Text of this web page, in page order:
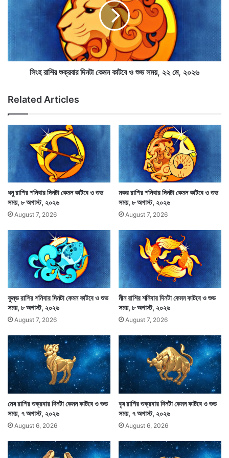
আমার জ্যোতিষশাস্ত্রের শিক্ষাগুরু শ্রীশুকদেব গোস্বামীর গ্রন্থের
হয়েছে নিজের পেশাগত জীবনের বেশ কিছু অভিজ্ঞতার কথা। লেখক
আজ দিনটা কেমন কাটবে : পূর্বের তুলনায় দিনটা আনন্দের মধ্যেই
অতিবাহিত হবে। সামান্য আয় বাড়ালেও ব্যয়চাপ ও মানসিক
দুশ্চিন্তা কমবে না। কোনও ব্যাপারে সাময়িকভাবে মানসিক
উদ্বিগ্নতা দেখা দেবে। কোনও শুভ প্রচেষ্টার পক্ষে দিনটা
অনুকূলে। কোনও সুসংবাদ পেতে পারেন। কথাবার্তায় সংযত না হলে
কারও সাথে অযথা মনোমালিন্যের সৃষ্টি। টুকটাক আঘাত প্রাপ্তি।
কারও অনুরোধ রক্ষার্থে আতিথ্য গ্রহণ। আত্মীয় কিংবা বন্ধুর গৃহে
বেড়াতে যাবেন। প্রেমিক প্রেমিকাদের মনের উপর চাপ থাকলেও
দিনটা আনন্দ বর্ধক।
ন
কা
ট
বে
শু
য়
,
২
৬
শি
র
শু
ক্র
বা
র
কে
ম
ন
বে
ভ
স
ম
,
মে
,
০
২
৬
সিংহ রাশির শুক্রবার দিনটা কেমন কাটবে ও শুভ সময়, ২২ মে, ২০২৬
Related Articles
ধনু রাশির শনিবার দিনটা কেমন কাটবে ও শুভ
সময়, ৮ অগাস্ট, ২০২৬
August 7, 2026
মকর রাশির শনিবার দিনটা কেমন কাটবে ও শুভ
সময়, ৮ অগাস্ট, ২০২৬
August 7, 2026
কুম্ভ রাশির শনিবার দিনটা কেমন কাটবে ও শুভ
সময়, ৮ অগাস্ট, ২০২৬
August 7, 2026
মীন রাশির শনিবার দিনটা কেমন কাটবে ও শুভ
সময়, ৮ অগাস্ট, ২০২৬
August 7, 2026
মেষ রাশির শুক্রবার দিনটা কেমন কাটবে ও শুভ
সময়, ৭ অগাস্ট, ২০২৬
August 6, 2026
বৃষ রাশির শুক্রবার দিনটা কেমন কাটবে ও শুভ
সময়, ৭ অগাস্ট, ২০২৬
August 6, 2026